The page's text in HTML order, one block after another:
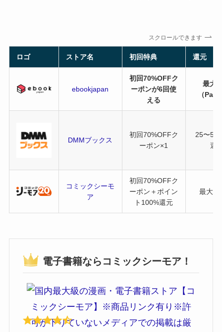
スクロールできます
ロゴ ストア名 初回特典 還元
ebookjapan
初回70%OFFク
ーポンが6回使
える
最大
（
DMMブックス
初回70%OFFク
ーポン×1
25〜50
還
コミックシーモ
ア
初回70%OFFク
ーポン＋ポイン
ト100%還元
最大
電子書籍ならコミックシーモア！